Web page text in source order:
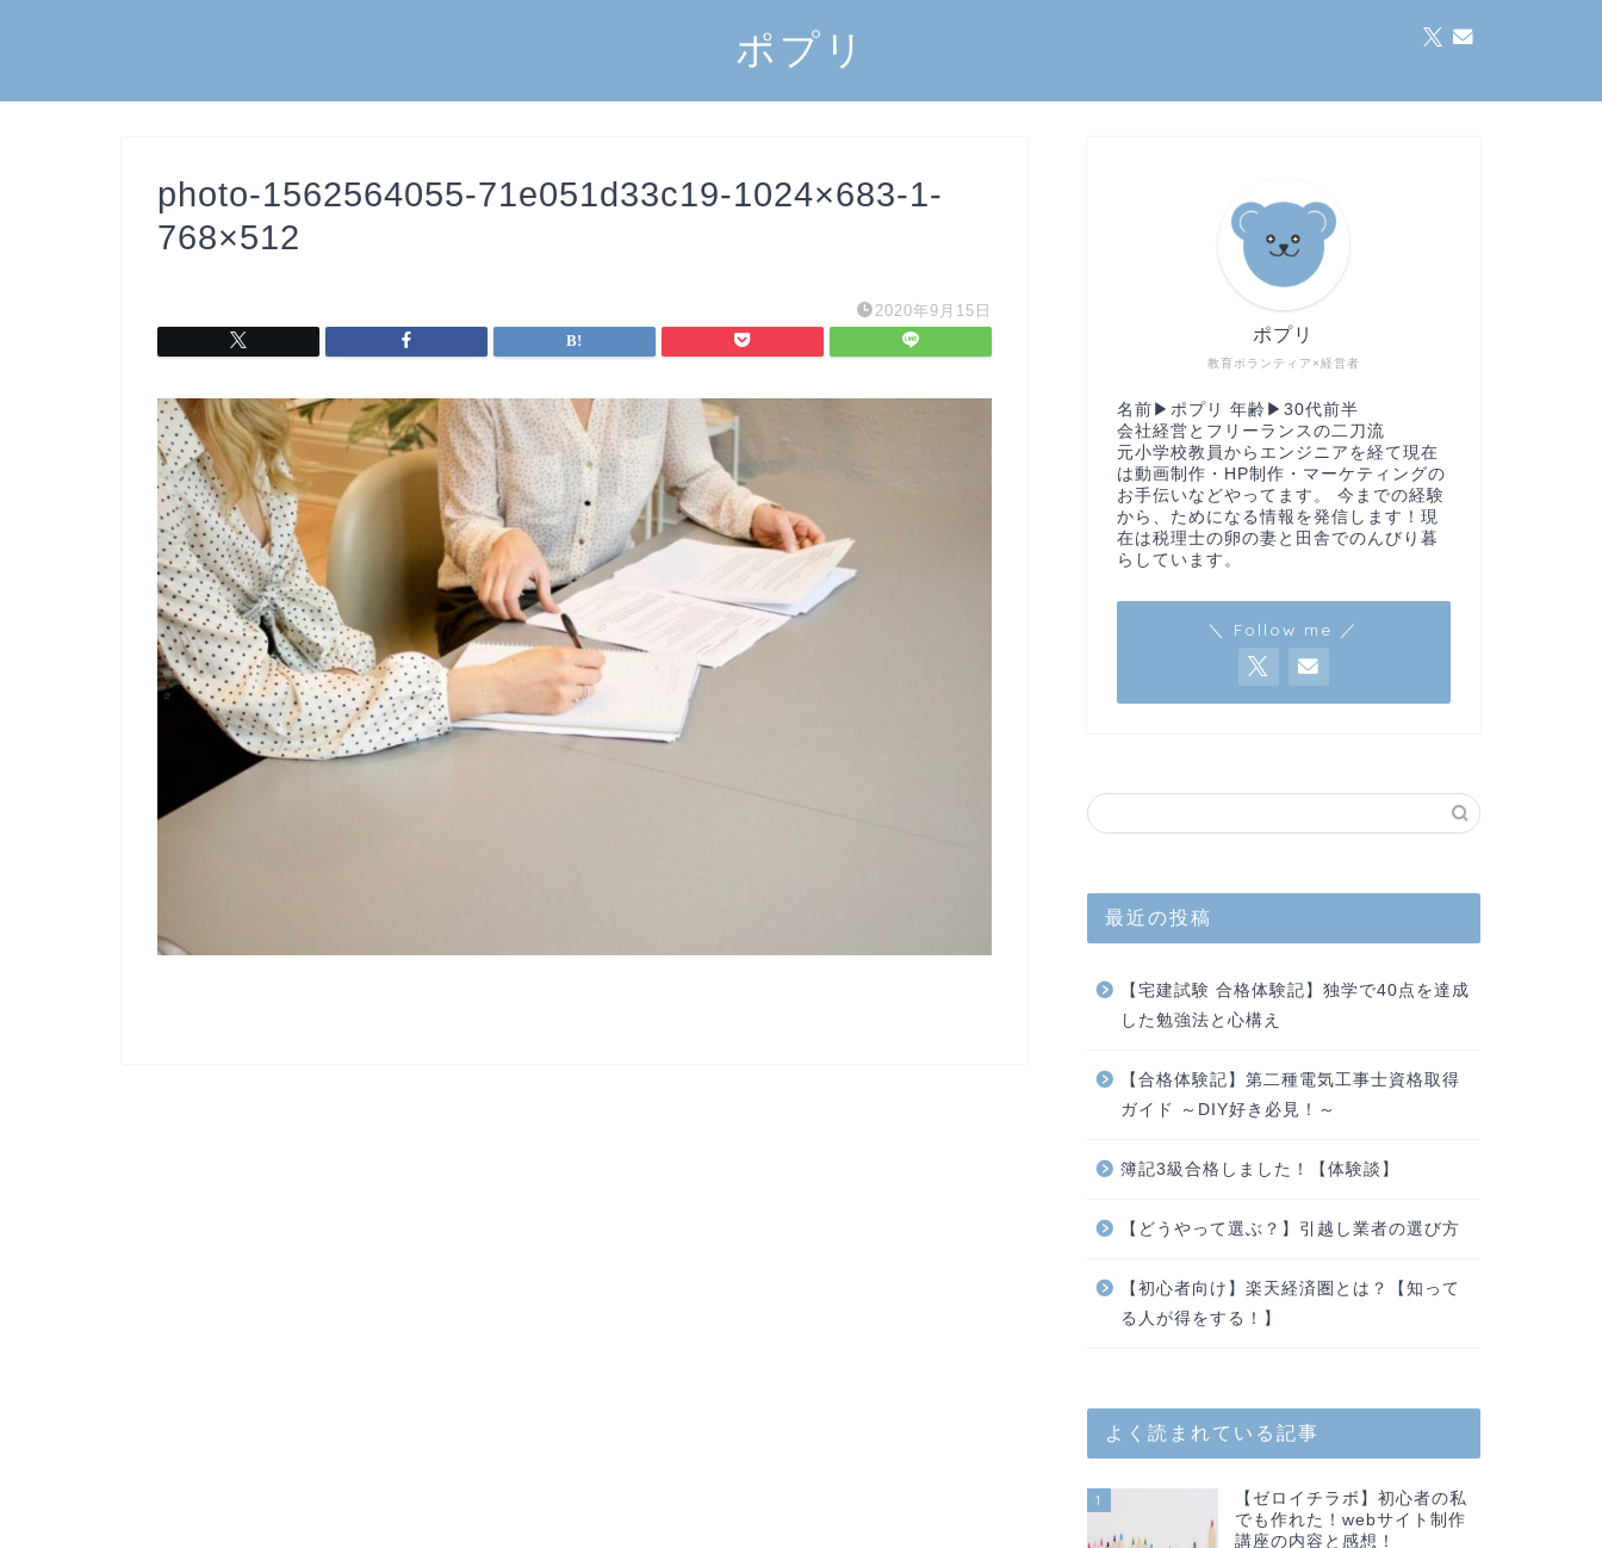
ポプリ
photo-1562564055-71e051d33c19-1024×683-1-
768×512
2020年9月15日
教育ボランティア×経営者
ポプリ
名前▶︎ポプリ 年齢▶︎30代前半
会社経営とフリーランスの二刀流
元小学校教員からエンジニアを経て現在
は動画制作・HP制作・マーケティングの
お手伝いなどやってます。 今までの経験
から、ためになる情報を発信します！現
在は税理士の卵の妻と田舎でのんびり暮
らしています。
＼ Follow me ／
最近の投稿
【宅建試験 合格体験記】独学で40点を達成
した勉強法と心構え
【合格体験記】第二種電気工事士資格取得
ガイド ～DIY好き必見！～
簿記3級合格しました！【体験談】
【どうやって選ぶ？】引越し業者の選び方
【初心者向け】楽天経済圏とは？【知って
る人が得をする！】
よく読まれている記事
1
【ゼロイチラボ】初心者の私
でも作れた！webサイト制作
講座の内容と感想！